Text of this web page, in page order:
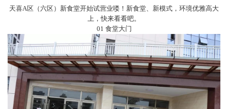
天喜A区（六区）新食堂开始试营业喽！新食堂、新模式，环境优雅高大
上，快来看看吧。
01 食堂大门